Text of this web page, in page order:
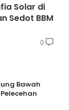
Solar di
Sedot BBM
0
Bawah